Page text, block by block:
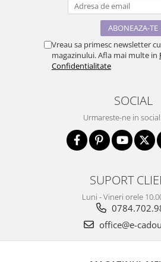
Vreau sa primesc newsletter
magazinului. Afla mai multe in
Confidentialitate
SOCIAL
Urmareste-ne in
SUPORT
Luni - Vineri orele
office@e-